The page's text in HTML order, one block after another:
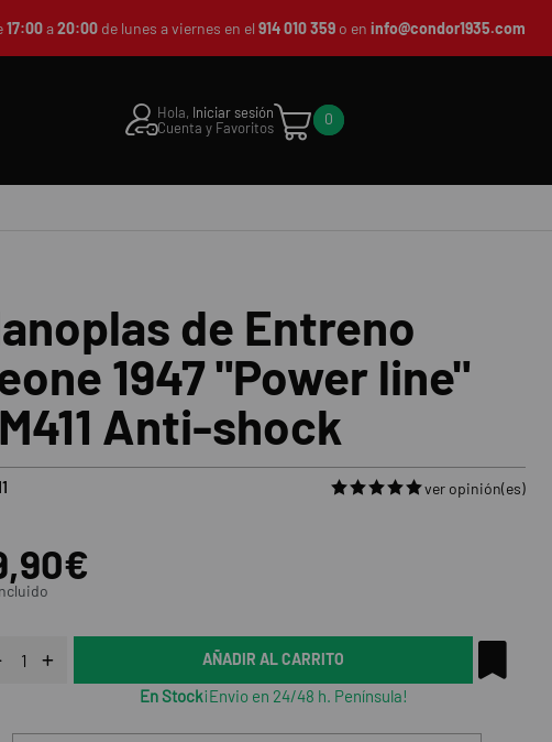
17:00a20:00de lunes a viernes en el 914 010 359o en info@condor1935.com
Hola, Iniciar sesión
Cuenta y Favoritos
0
de Entreno
1947 "Power line"
Anti-shock
ver opinión(es)
AÑADIR AL CARRITO
En Stock¡Envio en 24/48 h. Península!